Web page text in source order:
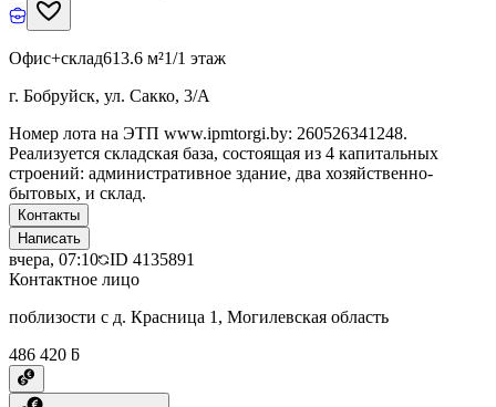
Офис+склад613.6 м²1/1 этаж
г. Бобруйск, ул. Сакко, 3/А
Номер лота на ЭТП www.ipmtorgi.by: 260526341248.
Реализуется складская база, состоящая из 4 капитальных
строений: административное здание, два хозяйственно-
бытовых, и склад.
Контакты
Написать
вчера, 07:10 ID 4135891
Контактное лицо
поблизости с д. Красница 1, Могилевская область
486 420 ƃ